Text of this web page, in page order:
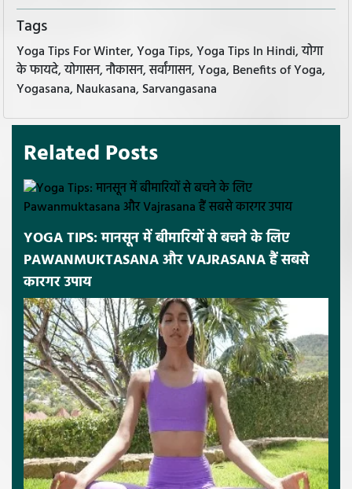
Tags
Yoga Tips For Winter, Yoga Tips, Yoga Tips In Hindi, योगा
के फायदे, योगासन, नौकासन, सर्वांगासन, Yoga, Benefits of Yoga,
Yogasana, Naukasana, Sarvangasana
Related Posts
YOGA TIPS: मानसून में बीमारियों से बचने के लिए
PAWANMUKTASANA और VAJRASANA हैं सबसे
कारगर उपाय